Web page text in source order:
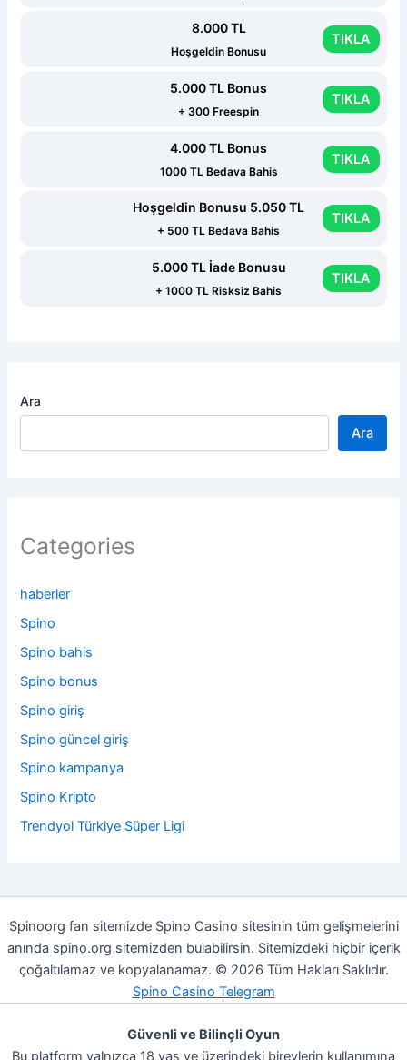
8.000 TL
Hoşgeldin Bonusu
TIKLA
5.000 TL Bonus
+ 300 Freespin
TIKLA
4.000 TL Bonus
1000 TL Bedava Bahis
TIKLA
Hoşgeldin Bonusu 5.050 TL
+ 500 TL Bedava Bahis
TIKLA
5.000 TL İade Bonusu
+ 1000 TL Risksiz Bahis
TIKLA
Ara
Ara
Categories
haberler
Spino
Spino bahis
Spino bonus
Spino giriş
Spino güncel giriş
Spino kampanya
Spino Kripto
Trendyol Türkiye Süper Ligi
Spinoorg fan sitemizde Spino Casino sitesinin tüm gelişmelerini
anında spino.org sitemizden bulabilirsin. Sitemizdeki hiçbir içerik
çoğaltılamaz ve kopyalanamaz. © 2026 Tüm Hakları Saklıdır.
Spino Casino Telegram
Güvenli ve Bilinçli Oyun
Bu platform yalnızca 18 yaş ve üzerindeki bireylerin kullanımına